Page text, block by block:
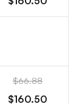
$66.88
$160.50